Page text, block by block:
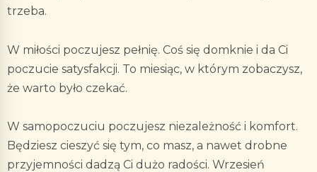
trzeba.
W miłości poczujesz pełnię. Coś się domknie i da Ci
poczucie satysfakcji. To miesiąc, w którym zobaczysz,
że warto było czekać.
W samopoczuciu poczujesz niezależność i komfort.
Będziesz cieszyć się tym, co masz, a nawet drobne
przyjemności dadzą Ci dużo radości. Wrzesień